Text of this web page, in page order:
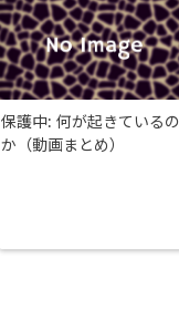
保護中: 何が起きているの
か（動画まとめ）